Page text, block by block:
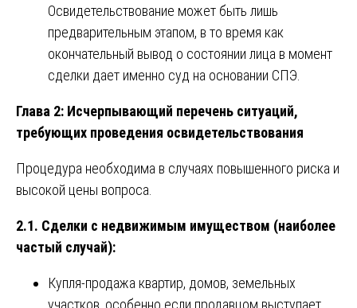
Освидетельствование может быть лишь
предварительным этапом, в то время как
окончательный вывод о состоянии лица в момент
сделки дает именно суд на основании СПЭ.
Глава 2: Исчерпывающий перечень ситуаций,
требующих проведения освидетельствования
Процедура необходима в случаях повышенного риска и
высокой цены вопроса.
2.1. Сделки с недвижимым имуществом (наиболее
частый случай):
Купля-продажа квартир, домов, земельных
участков, особенно если продавцом выступает